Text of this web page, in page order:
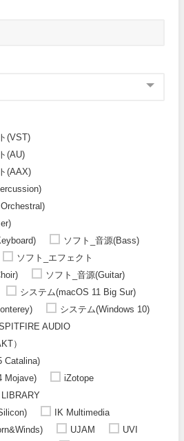
(VST)
(AU)
(AAX)
ソフト_音源(Bass)
ソフト_エフェクト
ソフト_音源(Guitar)
システム(macOS 11 Big Sur)
システム(Windows 10)
AUDIO
）
Catalina)
Mojave)
iZotope
IK Multimedia
UJAM UVI